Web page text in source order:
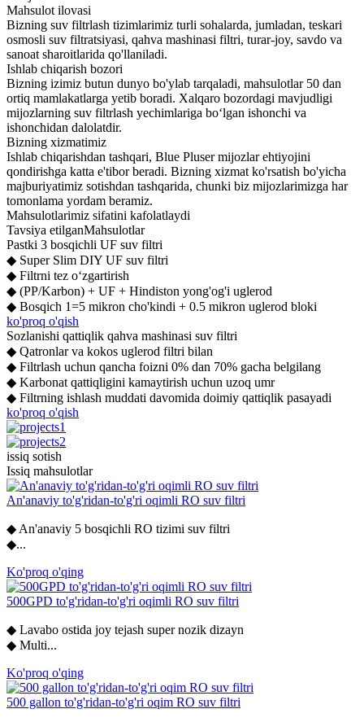
Mahsulot ilovasi
Bizning suv filtrlash tizimlarimiz turli sohalarda, jumladan, teskari
osmosli suv filtratsiyasi, qahva mashinasi filtri, turar-joy, savdo va
sanoat sharoitlarida qo'llaniladi.
Ishlab chiqarish bozori
Bizning izimiz butun dunyo bo'ylab tarqaladi, mahsulotlar 50 dan
ortiq mamlakatlarga yetib boradi. Xalqaro bozordagi mavjudligi
mijozlarning suv filtrlash yechimlariga bo‘lgan ishonchi va
ishonchidan dalolatdir.
Bizning xizmatimiz
Ishlab chiqarishdan tashqari, Blue Pluser mijozlar ehtiyojini
qondirishga katta e'tibor beradi. Bizning xizmat ko'rsatish bo'yicha
majburiyatimiz sotishdan tashqarida, chunki biz mijozlarimizga har
tomonlama yordam beramiz.
Mahsulotlarimiz sifatini kafolatlaydi
Tavsiya etilganMahsulotlar
Pastki 3 bosqichli UF suv filtri
◆ Super Slim DIY UF suv filtri
◆ Filtrni tez oʻzgartirish
◆ (PP/Karbon) + UF + Hindiston yong'og'i uglerod
◆ Bosqich 1=5 mikron cho'kindi + 0.5 mikron uglerod bloki
ko'proq o'qish
Sozlanishi qattiqlik qahva mashinasi suv filtri
◆ Qatronlar va kokos uglerod filtri bilan
◆ Filtrlash uchun qancha foizni 0% dan 70% gacha belgilang
◆ Karbonat qattiqligini kamaytirish uchun uzoq umr
◆ Filtrning ishlash muddati davomida doimiy qattiqlik pasayadi
ko'proq o'qish
issiq sotish
Issiq mahsulotlar
An'anaviy to'g'ridan-to'g'ri oqimli RO suv filtri
◆ An'anaviy 5 bosqichli RO tizimi suv filtri
◆...
Ko'proq o'qing
500GPD to'g'ridan-to'g'ri oqimli RO suv filtri
◆ Lavabo ostida joy tejash super nozik dizayn
◆ Multi...
Ko'proq o'qing
500 gallon to'g'ridan-to'g'ri oqim RO suv filtri